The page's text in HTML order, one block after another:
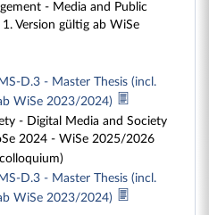
- Media and Public
Version gültig ab WiSe
D.3 - Master Thesis (incl.
WiSe 2023/2024)
- Digital Media and Society
2024 - WiSe 2025/2026
D.3 - Master Thesis (incl.
WiSe 2023/2024)